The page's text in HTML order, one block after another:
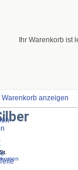
Ihr Warenkorb ist
Warenkorb anzeigen
Schellen Silber
Schellen erhöht 51 mm,
Matsch
erhöht 51